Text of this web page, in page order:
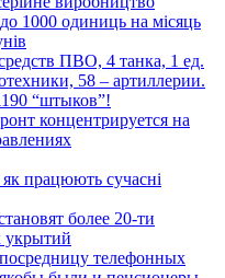
1000 одиниць на місяць
ПВО, 4 танка, 1 ед.
58 – артиллерии.
“штыков”!
концентрируется на
працюють сучасні
более 20-ти
укрытий
телефонных